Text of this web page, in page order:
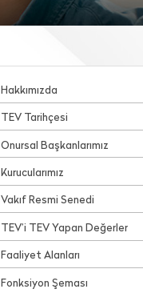
Hakkımızda
TEV Tarihçesi
Onursal Başkanlarımız
Kurucularımız
Vakıf Resmi Senedi
TEV’i TEV Yapan Değerler
Faaliyet Alanları
Fonksiyon Şeması